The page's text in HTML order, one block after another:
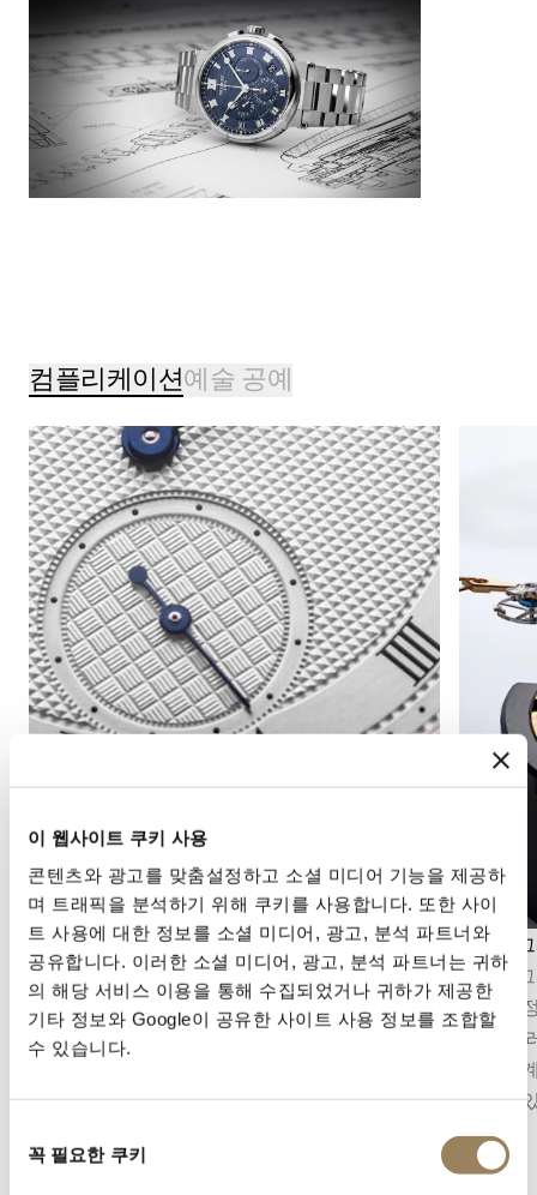
이 웹사이트 쿠키 사용
콘텐츠와 광고를 맞춤설정하고 소셜 미디어 기능을 제공하
며 트래픽을 분석하기 위해 쿠키를 사용합니다. 또한 사이
트 사용에 대한 정보를 소셜 미디어, 광고, 분석 파트너와
공유합니다. 이러한 소셜 미디어, 광고, 분석 파트너는 귀하
의 해당 서비스 이용을 통해 수집되었거나 귀하가 제공한
기타 정보와 Google이 공유한 사이트 사용 정보를 조합할
수 있습니다.
꼭 필요한 쿠키
컴플리케이션예술 공예
세컨즈 디스플레이
세컨즈 디스플레이는 시간의 흐름을 정밀하게 파
악할 수 있게 해줍니다. 무브먼트의 구조에 따라
중앙 초침 또는 다이얼 구조에 통합된 오프센터
크로노
크로노
시간을
니다. 브
리고
어오고